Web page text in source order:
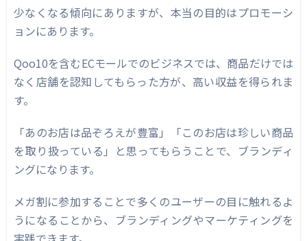
少なくなる傾向にありますが、本当の目的はプロモーシ
ョンにあります。
Qoo10を含むECモールでのビジネスでは、商品だけでは
なく店舗を認知してもらった方が、高い収益を得られま
す。
「あのお店は品ぞろえが豊富」「このお店は珍しい商品
を取り扱っている」と思ってもらうことで、ブランディ
ングになります。
メガ割に参加することで多くのユーザーの目に触れるよ
うになることから、ブランディングやマーケティングを